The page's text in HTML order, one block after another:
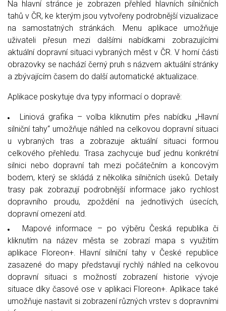
Na hlavní stránce je zobrazen přehled hlavních silničních
tahů v ČR, ke kterým jsou vytvořeny podrobnější vizualizace
na samostatných stránkách. Menu aplikace umožňuje
uživateli přesun mezi dalšími nabídkami zobrazujícími
aktuální dopravní situaci vybraných měst v ČR. V horní části
obrazovky se nachází černý pruh s názvem aktuální stránky
a zbývajícím časem do další automatické aktualizace.
Aplikace poskytuje dva typy informací o dopravě:
Liniová grafika – volba kliknutím přes nabídku „Hlavní
silniční tahy“ umožňuje náhled na celkovou dopravní situaci
u vybraných tras a zobrazuje aktuální situaci formou
celkového přehledu. Trasa zachycuje buď jednu konkrétní
silnici nebo dopravní tah mezi počátečním a koncovým
bodem, který se skládá z několika silničních úseků. Detaily
trasy pak zobrazují podrobnější informace jako rychlost
dopravního proudu, zpoždění na jednotlivých úsecích,
dopravní omezení atd.
Mapové informace – po výběru Česká republika či
kliknutím na název města se zobrazí mapa s využitím
aplikace Floreon+. Hlavní silniční tahy v České republice
zasazené do mapy představují rychlý náhled na celkovou
dopravní situaci s možností zobrazení historie vývoje
situace díky časové ose v aplikaci Floreon+. Aplikace také
umožňuje nastavit si zobrazení různých vrstev s dopravními